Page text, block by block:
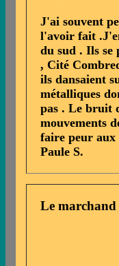
J'ai souvent
l'avoir fait
du sud . Ils se
, Cité
ils dansaient
métalliques
pas . Le bruit
mouvements
faire peur aux
Paule S.
Le marchand